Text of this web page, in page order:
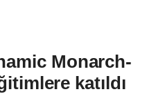
Monarch-
katıldı